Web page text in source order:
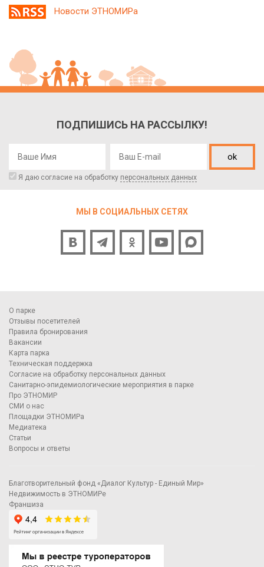
Новости ЭТНОМИРа
ПОДПИШИСЬ НА РАССЫЛКУ!
ok
Я даю согласие на обработку персональных данных
МЫ В СОЦИАЛЬНЫХ СЕТЯХ
О парке
Отзывы посетителей
Правила бронирования
Вакансии
Карта парка
Техническая поддержка
Согласие на обработку персональных данных
Санитарно-эпидемиологические мероприятия в парке
Про ЭТНОМИР
СМИ о нас
Площадки ЭТНОМИРа
Медиатека
Статьи
Вопросы и ответы
Благотворительный фонд «Диалог Культур - Единый Мир»
Недвижимость в ЭТНОМИРе
Франшиза